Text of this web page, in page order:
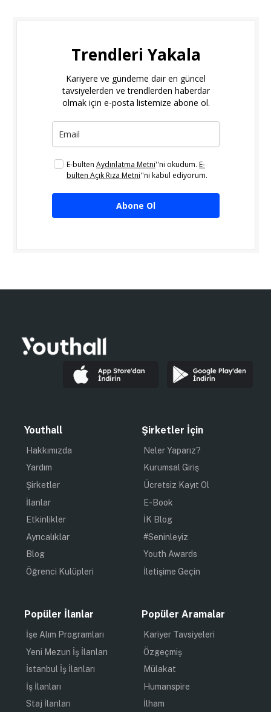
Trendleri Yakala
Kariyere ve gündeme dair en güncel
tavsiyelerden ve trendlerden haberdar
olmak için e-posta listemize abone ol.
E-bülten Aydınlatma Metni''ni okudum. E-
bülten Açık Rıza Metni''ni kabul ediyorum.
Abone Ol
Youthall
Hakkımızda
Yardım
Şirketler
İlanlar
Etkinlikler
Ayrıcalıklar
Blog
Öğrenci Kulüpleri
Şirketler İçin
Neler Yaparız?
Kurumsal Giriş
Ücretsiz Kayıt Ol
E-Book
İK Blog
#Seninleyiz
Youth Awards
İletişime Geçin
Popüler İlanlar
İşe Alım Programları
Yeni Mezun İş İlanları
İstanbul İş İlanları
İş İlanları
Staj İlanları
Popüler Aramalar
Kariyer Tavsiyeleri
Özgeçmiş
Mülakat
Humanspire
İlham